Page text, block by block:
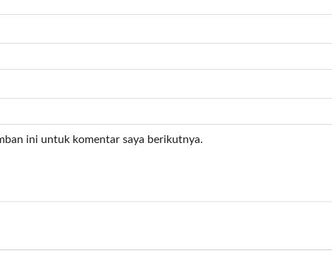
ini untuk komentar saya berikutnya.